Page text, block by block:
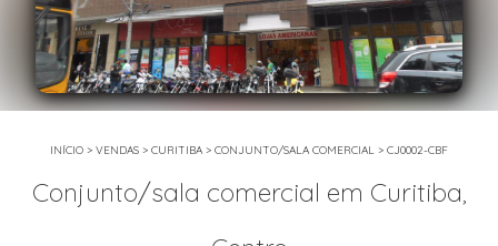
INÍCIO > VENDAS > CURITIBA > CONJUNTO/SALA COMERCIAL > CJ0002-CBF
Conjunto/sala comercial em Curitiba,